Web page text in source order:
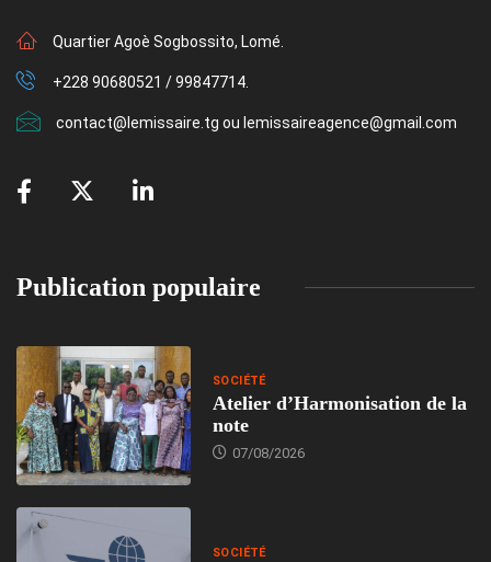
Quartier Agoè Sogbossito, Lomé.
+228 90680521 / 99847714.
contact@lemissaire.tg ou lemissaireagence@gmail.com
Publication populaire
SOCIÉTÉ
Atelier d’Harmonisation de la
note
07/08/2026
SOCIÉTÉ